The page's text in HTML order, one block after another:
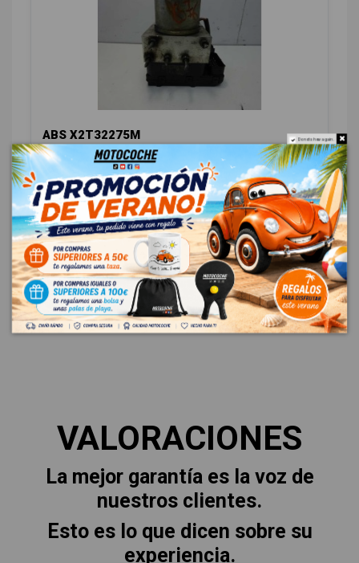
ABS X2T32275M
MITSUBISHI GALLOPER (HYUNDAI) 2.5 TD (3-PTAS.)
OEM:X2T32275M
ID:412961
48,00 € Sin IVA
58,08 € Con IVA
VALORACIONES
La mejor garantía es la voz de
nuestros clientes.
Esto es lo que dicen sobre su
experiencia.
Do not show again.